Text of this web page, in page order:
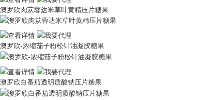
澳罗欣肉苁蓉达米草叶黄精压片糖果
澳罗欣-浓缩茄子粉松针油凝胶糖果
澳罗欣白番茄透明质酸钠压片糖果